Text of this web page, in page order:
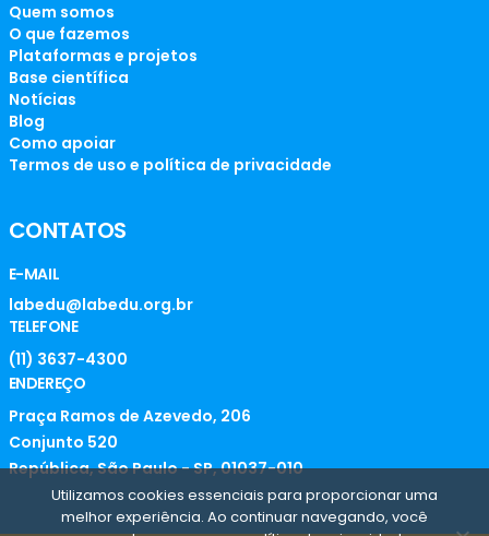
Quem somos
O que fazemos
Plataformas e projetos
Base científica
Notícias
Blog
Como apoiar
Termos de uso e política de privacidade
CONTATOS
E-MAIL
labedu@labedu.org.br
TELEFONE
(11) 3637-4300
ENDEREÇO
Praça Ramos de Azevedo, 206
Conjunto 520
República, São Paulo - SP, 01037-010
Utilizamos cookies essenciais para proporcionar uma
melhor experiência. Ao continuar navegando, você